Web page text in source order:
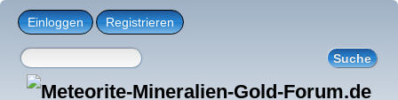
Einloggen Registrieren